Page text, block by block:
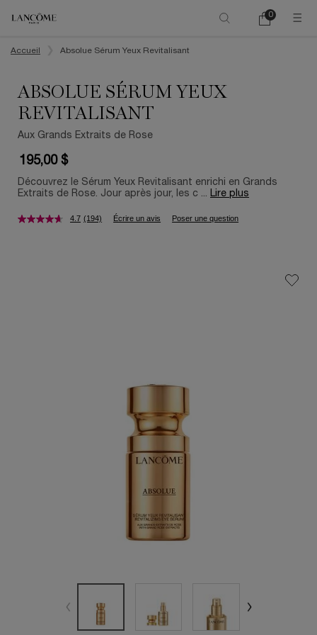
Mon
0
0 product in
Accueil
Absolue Sérum Yeux Revitalisant
ABSOLUE SÉRUM YEUX
REVITALISANT
Aux Grands Extraits de Rose
195,00 $
Découvrez le Sérum Yeux Revitalisant enrichi en Grands
Extraits de Rose. Jour après jour, les c ... Lire plus
4.7 (194) Écrire un avis Poser une question